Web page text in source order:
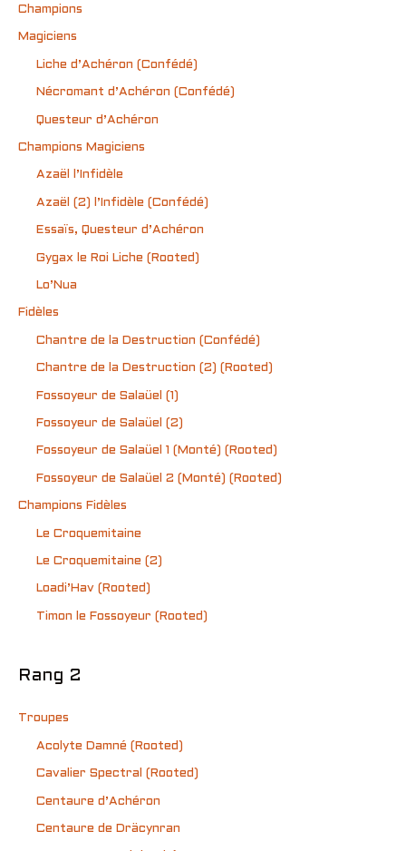
Champions
Magiciens
Liche d’Achéron (Confédé)
Nécromant d’Achéron (Confédé)
Questeur d’Achéron
Champions Magiciens
Azaël l’Infidèle
Azaël (2) l’Infidèle (Confédé)
Essaïs, Questeur d’Achéron
Gygax le Roi Liche (Rooted)
Lo’Nua
Fidèles
Chantre de la Destruction (Confédé)
Chantre de la Destruction (2) (Rooted)
Fossoyeur de Salaüel (1)
Fossoyeur de Salaüel (2)
Fossoyeur de Salaüel 1 (Monté) (Rooted)
Fossoyeur de Salaüel 2 (Monté) (Rooted)
Champions Fidèles
Le Croquemitaine
Le Croquemitaine (2)
Loadi’Hav (Rooted)
Timon le Fossoyeur (Rooted)
Rang 2
Troupes
Acolyte Damné (Rooted)
Cavalier Spectral (Rooted)
Centaure d’Achéron
Centaure de Dräcynran